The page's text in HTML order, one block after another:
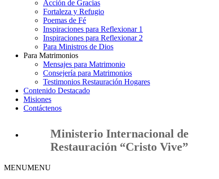
Acción de Gracias
Fortaleza y Refugio
Poemas de Fé
Inspiraciones para Reflexionar 1
Inspiraciones para Reflexionar 2
Para Ministros de Dios
Para Matrimonios
Mensajes para Matrimonio
Consejería para Matrimonios
Testimonios Restauración Hogares
Contenido Destacado
Misiones
Contáctenos
Ministerio Internacional de
Restauración “Cristo Vive”
MENUMENU